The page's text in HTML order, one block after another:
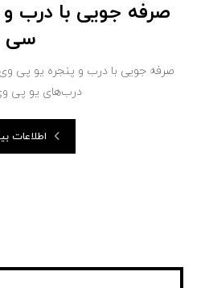
صرفه جویی با درب
سی
صرفه جویی با درب و پنجره یو پی
درب‌های یو پی
اطلاعات